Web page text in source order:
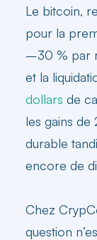
Le bitcoin,
pour la
–30 % par
et la
dollars de
les gains de
durable
encore de
Chez
question